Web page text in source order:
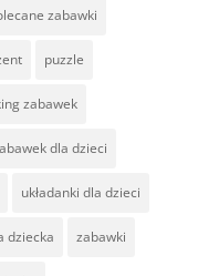
zabawki
puzzle
zabawek
dla dzieci
układanki dla dzieci
dziecka zabawki